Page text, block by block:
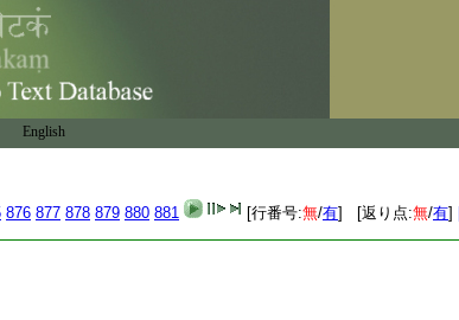
English
876 877 878 879 880 881 [行番号:無/有] [返り点:無/有]